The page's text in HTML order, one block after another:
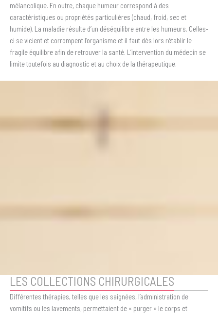
mélancolique. En outre, chaque humeur correspond à des
caractéristiques ou propriétés particulières (chaud, froid, sec et
humide). La maladie résulte d’un déséquilibre entre les humeurs. Celles-
ci se vicient et corrompent l’organisme et il faut dès lors rétablir le
fragile équilibre afin de retrouver la santé. L’intervention du médecin se
limite toutefois au diagnostic et au choix de la thérapeutique.
LES COLLECTIONS CHIRURGICALES
Différentes thérapies, telles que les saignées, l’administration de
vomitifs ou les lavements, permettaient de « purger » le corps et